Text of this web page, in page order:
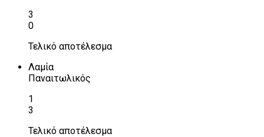
3
0
Τελικό αποτέλεσμα
Λαμία
Παναιτωλικός
1
3
Τελικό αποτέλεσμα